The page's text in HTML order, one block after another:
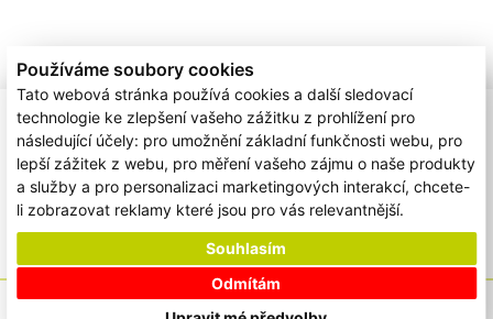
Používáme soubory cookies
Tato webová stránka používá cookies a další sledovací
technologie ke zlepšení vašeho zážitku z prohlížení pro
následující účely: pro umožnění základní funkčnosti webu, pro
lepší zážitek z webu, pro měření vašeho zájmu o naše produkty
a služby a pro personalizaci marketingových interakcí,chcete-
li zobrazovat reklamy které jsou pro vás relevantnější.
Souhlasím
Odmítám
Ochrana osobních údajů